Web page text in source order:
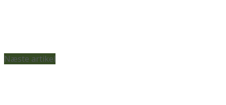
Næste artikel